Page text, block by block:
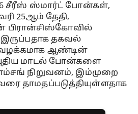
சீரீஸ் ஸ்மார்ட் போன்கள்,
25ஆம் தேதி,
பிரான்சிஸ்கோவில்
இருப்பதாக தகவல்
வழக்கமாக ஆண்டின்
மாடல் போன்களை
நிறுவனம், இம்முறை
தாமதப்படுத்தியுள்ளதாக